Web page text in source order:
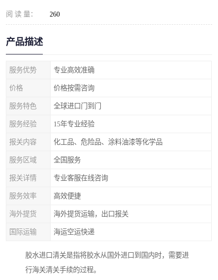
阅 读 量： 260
产品描述
服务优势 专业高效准确
价格 价格按需咨询
服务特色 全球进口门到门
服务经验 15年专业经验
报关内容 化工品、危险品、涂料油漆等化学品
服务区域 全国服务
报关详情 专业客服在线咨询
服务效率 高效便捷
海外提货 海外提货运输，出口报关
国际运输 海运空运快递
胶水进口清关是指将胶水从国外进口到国内时，需要进
行海关清关手续的过程。